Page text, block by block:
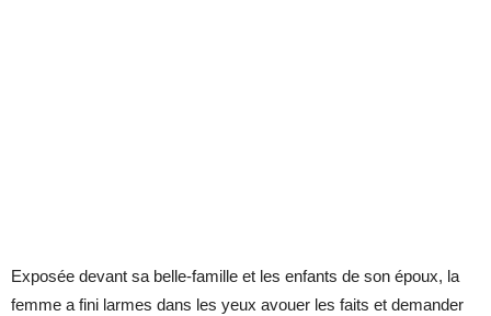
Exposée devant sa belle-famille et les enfants de son époux, la
femme a fini larmes dans les yeux avouer les faits et demander